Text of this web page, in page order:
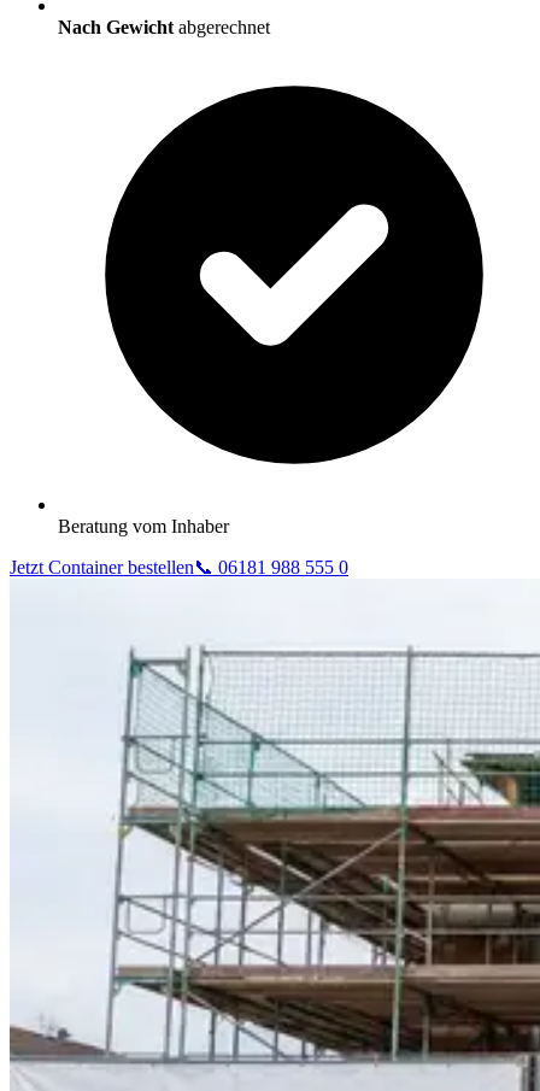
Nach Gewicht abgerechnet
Beratung vom Inhaber
Jetzt Container bestellen📞 06181 988 555 0